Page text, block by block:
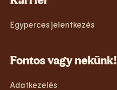
Egyperces jelentkezés
Fontos vagy nekünk!
Adatkezelés